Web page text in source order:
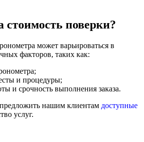
стоимость поверки?
может варьироваться в
факторов, таких как:
и процедуры;
и срочность выполнения заказа.
нашим клиентам доступные
услуг.